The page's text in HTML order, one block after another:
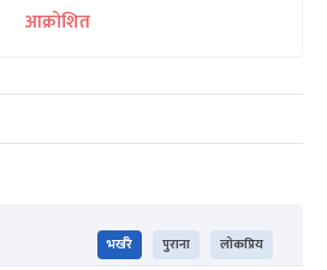
आक्रोशित
भर्खरै पुराना लोकप्रिय